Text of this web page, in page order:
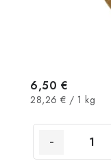
6,50 €
Jednotková
28,26 € / 1 kg